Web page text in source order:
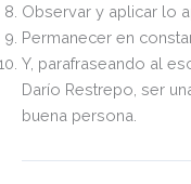
Observar y aplicar lo
Permanecer en
Y, parafraseando al
Darío Restrepo, ser
buena persona.